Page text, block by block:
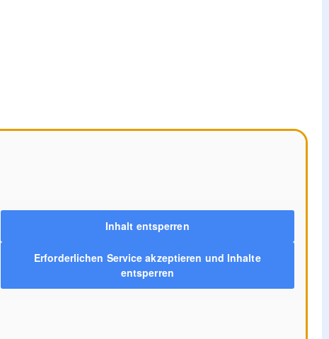
Inhalt entsperren
Erforderlichen Service akzeptieren und Inhalte
entsperren